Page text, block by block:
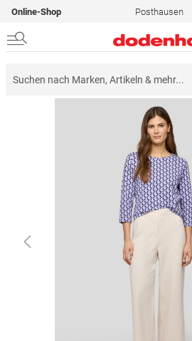
Online-Shop Posthausen